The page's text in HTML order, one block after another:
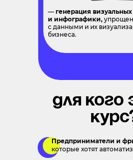
— генерация
и инфографики,
с данными и их
бизнеса.
Предприниматели и
которые хотят
Для